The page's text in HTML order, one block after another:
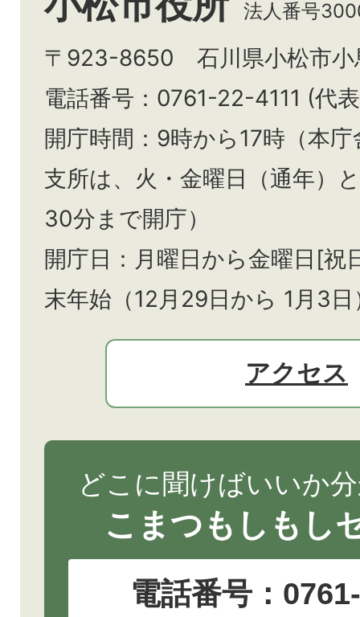
法人番号
〒923-8650 石川県小松市小
電話番号：0761-22-4111 (代
開庁時間：9時から17時（本
支所は、火・金曜日（通年）と
30分まで開庁）
開庁日：月曜日から金曜日[祝
末年始（12月29日から 1月3
アクセス
どこに聞けばいいか
こまつもしもし
電話番号：